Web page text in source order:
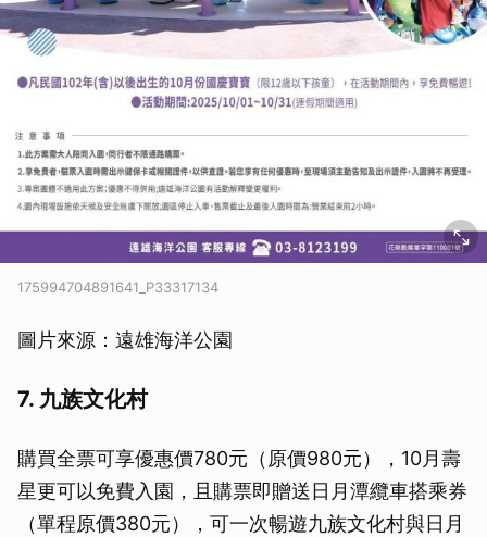
175994704891641_P33317134
圖片來源：遠雄海洋公園
7. 九族文化村
購買全票可享優惠價780元（原價980元），10月壽
星更可以免費入園，且購票即贈送日月潭纜車搭乘券
（單程原價380元），可一次暢遊九族文化村與日月